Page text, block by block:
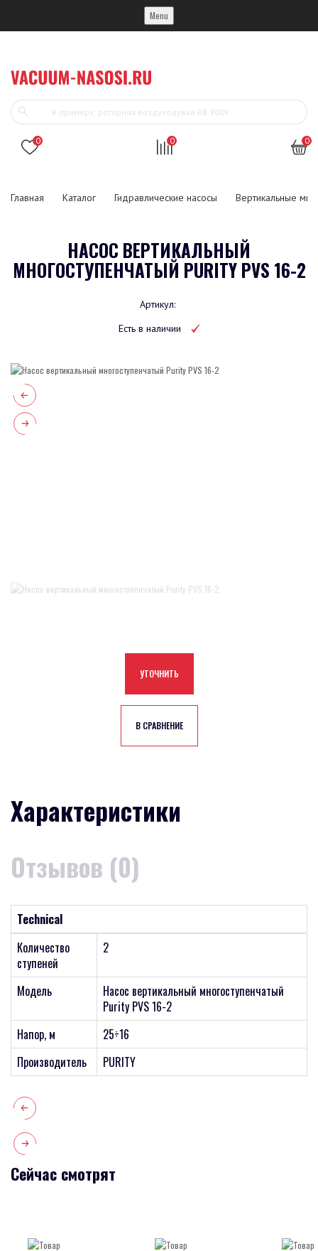
Menu
0 0 0
Главная Каталог Гидравлические насосы Вертикальные
НАСОС ВЕРТИКАЛЬНЫЙ
МНОГОСТУПЕНЧАТЫЙ PURITY PVS 16-2
Артикул:
Есть в наличии
УТОЧНИТЬ
В СРАВНЕНИЕ
Характеристики
Отзывов (0)
Technical
Количество
ступеней
2
Модель
Насос вертикальный многоступенчатый
Purity PVS 16-2
Напор, м
25÷16
Производитель
PURITY
Сейчас смотрят